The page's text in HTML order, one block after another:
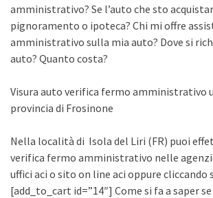
amministrativo? Se l’auto che sto
pignoramento o ipoteca? Chi mi offre
amministrativo sulla mia auto? Dove si
auto? Quanto costa?
Visura auto verifica fermo amministrativo
provincia di Frosinone
Nella località di Isola del Liri (FR) puoi
verifica fermo amministrativo nelle
uffici aci o sito on line aci oppure cliccando
[add_to_cart id=”14″] Come si fa a saper